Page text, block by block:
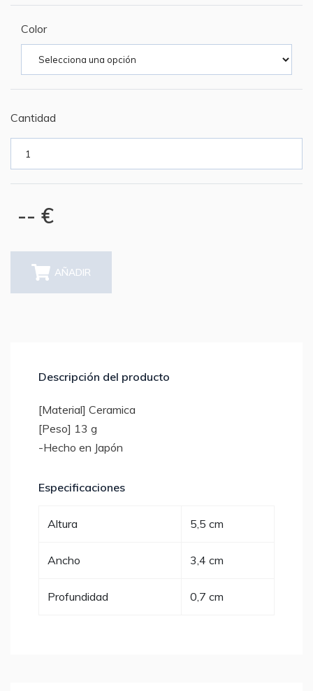
Color
Cantidad
-- €
AÑADIR
Descripción del producto
[Material] Ceramica
[Peso] 13 g
-Hecho en Japón
Especificaciones
Altura 5,5 cm
Ancho 3,4 cm
Profundidad 0,7 cm